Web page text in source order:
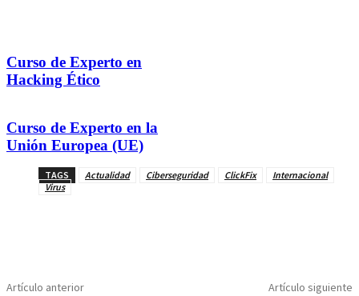
Curso de Experto en
Hacking Ético
Curso de Experto en la
Unión Europea (UE)
TAGS Actualidad Ciberseguridad ClickFix
Internacional
Virus
Artículo anterior Artículo siguiente